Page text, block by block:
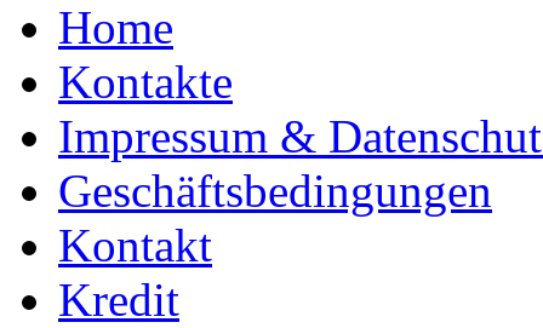
Home
Kontakte
Impressum &
Geschäftsbedingungen
Kontakt
Kredit